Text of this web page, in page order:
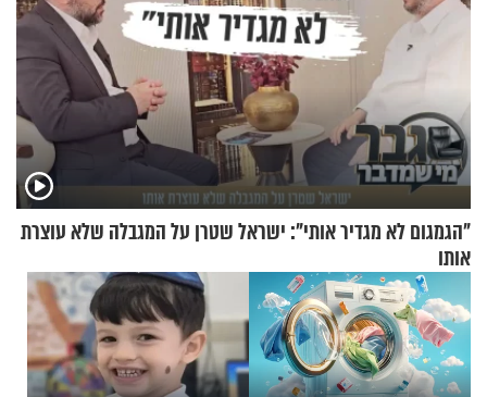
"הגמגום לא מגדיר אותי": ישראל שטרן על המגבלה שלא עוצרת
אותו